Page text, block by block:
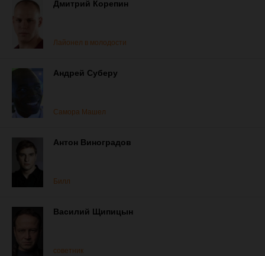
Дмитрий Корепин
Лайонел в молодости
Андрей Суберу
Самора Машел
Антон Виноградов
Билл
Василий Щипицын
советник